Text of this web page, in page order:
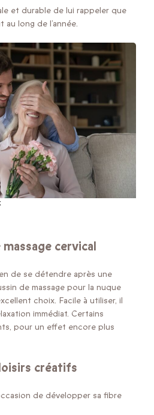
et durable de lui rappeler que
long de l’année.
cervical
de se détendre après une
de massage pour la nuque
choix. Facile à utiliser, il
immédiat. Certains
pour un effet encore plus
créatifs
de développer sa fibre